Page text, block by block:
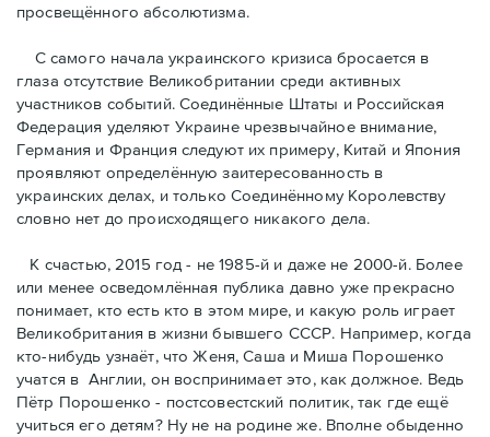
просвещённого абсолютизма.
С самого начала украинского кризиса бросается в
глаза отсутствие Великобритании среди активных
участников событий. Соединённые Штаты и Российская
Федерация уделяют Украине чрезвычaйное внимание,
Германия и Франция следуют их примеру, Китай и Япония
проявляют определённую заитересованность в
украинских делах, и только Соединённому Королевству
словно нет до происходящего никакого дела.
К счастью, 2015 год - не 1985-й и даже не 2000-й. Более
или менее осведомлённая публика давно уже прекрасно
понимаeт, кто есть кто в этом мире, и какую роль играет
Великобритания в жизни бывшего СССР. Например, когда
кто-нибудь узнаёт, что Женя, Саша и Миша Порошенко
учатся в Англии, он воспринимает это, как должное. Ведь
Пётр Порошенко - постсовестский политик, так где ещё
учиться его детям? Ну не на родине же. Вполне обыденно